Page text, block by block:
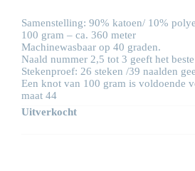
Samenstelling: 90% katoen/ 10%
100 gram – ca. 360 meter
Machinewasbaar op 40 graden.
Naald nummer 2,5 tot 3 geeft het
Stekenproef: 26 steken /39 naalden
Een knot van 100 gram is voldoende
maat 44
Uitverkocht